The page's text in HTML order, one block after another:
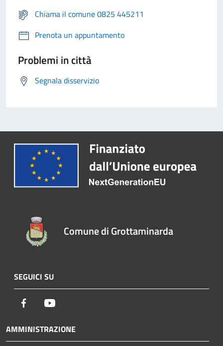
Chiama il comune 0825 445211
Prenota un appuntamento
Problemi in città
Segnala disservizio
Comune di Grottaminarda
SEGUICI SU
Facebook
AMMINISTRAZIONE